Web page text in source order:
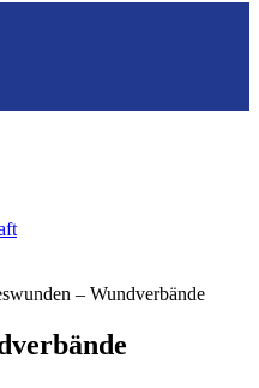
– Wundverbände